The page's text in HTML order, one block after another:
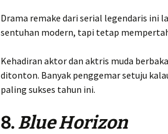
Drama remake dari serial legendaris ini
sentuhan modern, tapi tetap
Kehadiran aktor dan aktris muda
ditonton. Banyak penggemar setuju
paling sukses tahun ini.
8.Blue Horizon